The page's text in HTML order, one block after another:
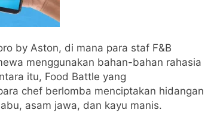
by Aston, di mana para staf F&B
menggunakan bahan-bahan rahasia
itu, Food Battle yang
chef berlomba menciptakan hidangan
asam jawa, dan kayu manis.